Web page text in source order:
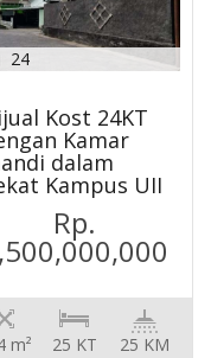
24
Kost 24KT
Kamar
dalam
Kampus UII
Rp.
m² 25 KT 25 KM